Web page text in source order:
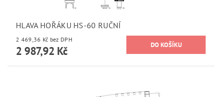
HLAVA HOŘÁKU HS-60 RUČNÍ
2 469,36 Kč bez DPH
2 987,92 Kč